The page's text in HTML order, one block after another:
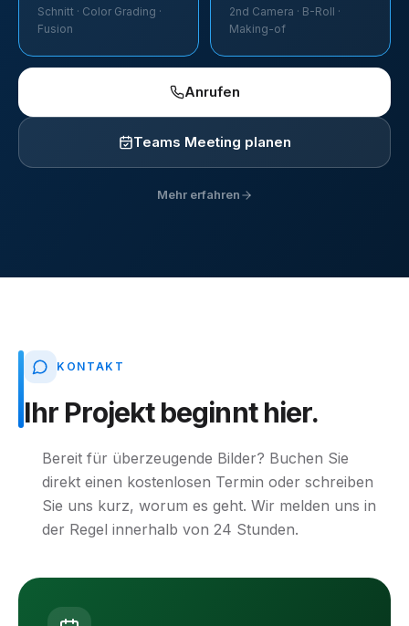
Schnitt · Color Grading ·
Fusion
2nd Camera · B-Roll ·
Making-of
Anrufen
Teams Meeting planen
Mehr erfahren
KONTAKT
Ihr Projekt beginnt hier.
Bereit für überzeugende Bilder? Buchen Sie
direkt einen kostenlosen Termin oder schreiben
Sie uns kurz, worum es geht. Wir melden uns in
der Regel innerhalb von 24 Stunden.